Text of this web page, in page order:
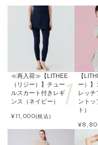
≪再入荷≫【LITHEE
（リジー）】チュー
ルスカート付きレギ
ンス（ネイビー）
¥11,000(税込)
【
ー）】
レッチ
ントッ
ト）
¥